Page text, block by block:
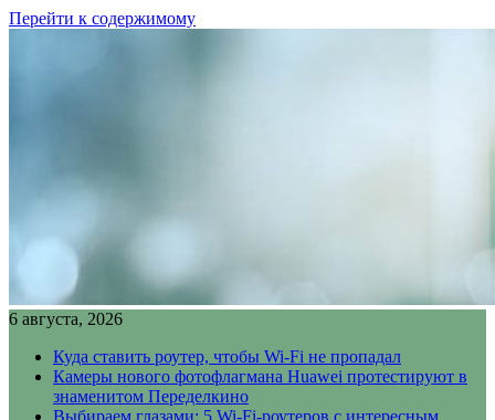
Перейти к содержимому
6 августа, 2026
Куда ставить роутер, чтобы Wi-Fi не пропадал
Камеры нового фотофлагмана Huawei протестируют в
знаменитом Переделкино
Выбираем глазами: 5 Wi-Fi-роутеров с интересным